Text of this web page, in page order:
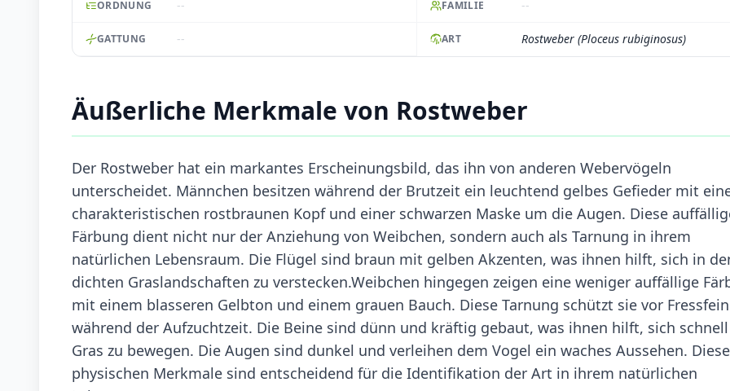
ORDNUNG -- FAMILIE --
GATTUNG -- ART Rostweber (Ploceus rubiginosus)
Äußerliche Merkmale von Rostweber
Der Rostweber hat ein markantes Erscheinungsbild, das ihn von anderen Webervögeln
unterscheidet. Männchen besitzen während der Brutzeit ein leuchtend gelbes Gefieder mit
charakteristischen rostbraunen Kopf und einer schwarzen Maske um die Augen. Diese
Färbung dient nicht nur der Anziehung von Weibchen, sondern auch als Tarnung in ihrem
natürlichen Lebensraum. Die Flügel sind braun mit gelben Akzenten, was ihnen hilft, sich in
dichten Graslandschaften zu verstecken.Weibchen hingegen zeigen eine weniger auffällige
mit einem blasseren Gelbton und einem grauen Bauch. Diese Tarnung schützt sie vor
während der Aufzuchtzeit. Die Beine sind dünn und kräftig gebaut, was ihnen hilft, sich
Gras zu bewegen. Die Augen sind dunkel und verleihen dem Vogel ein waches Aussehen. Diese
physischen Merkmale sind entscheidend für die Identifikation der Art in ihrem natürlichen